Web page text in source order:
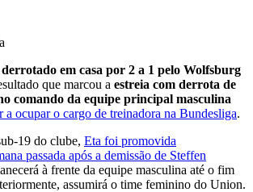
em casa por 2 a 1 pelo Wolfsburg
que marcou a estreia com derrota de
comando da equipe principal masculina
a ocupar o cargo de treinadora na Bundesliga.
19 do clube, Eta foi promovida
passada após a demissão de Steffen
à frente da equipe masculina até o fim
assumirá o time feminino do Union.